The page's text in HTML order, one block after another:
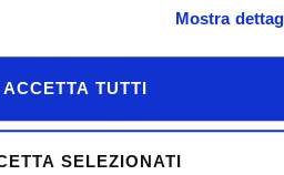
Mostra
ACCETTA TUTTI
SELEZIONATI
ed Esperti Contabili 5 Crediti